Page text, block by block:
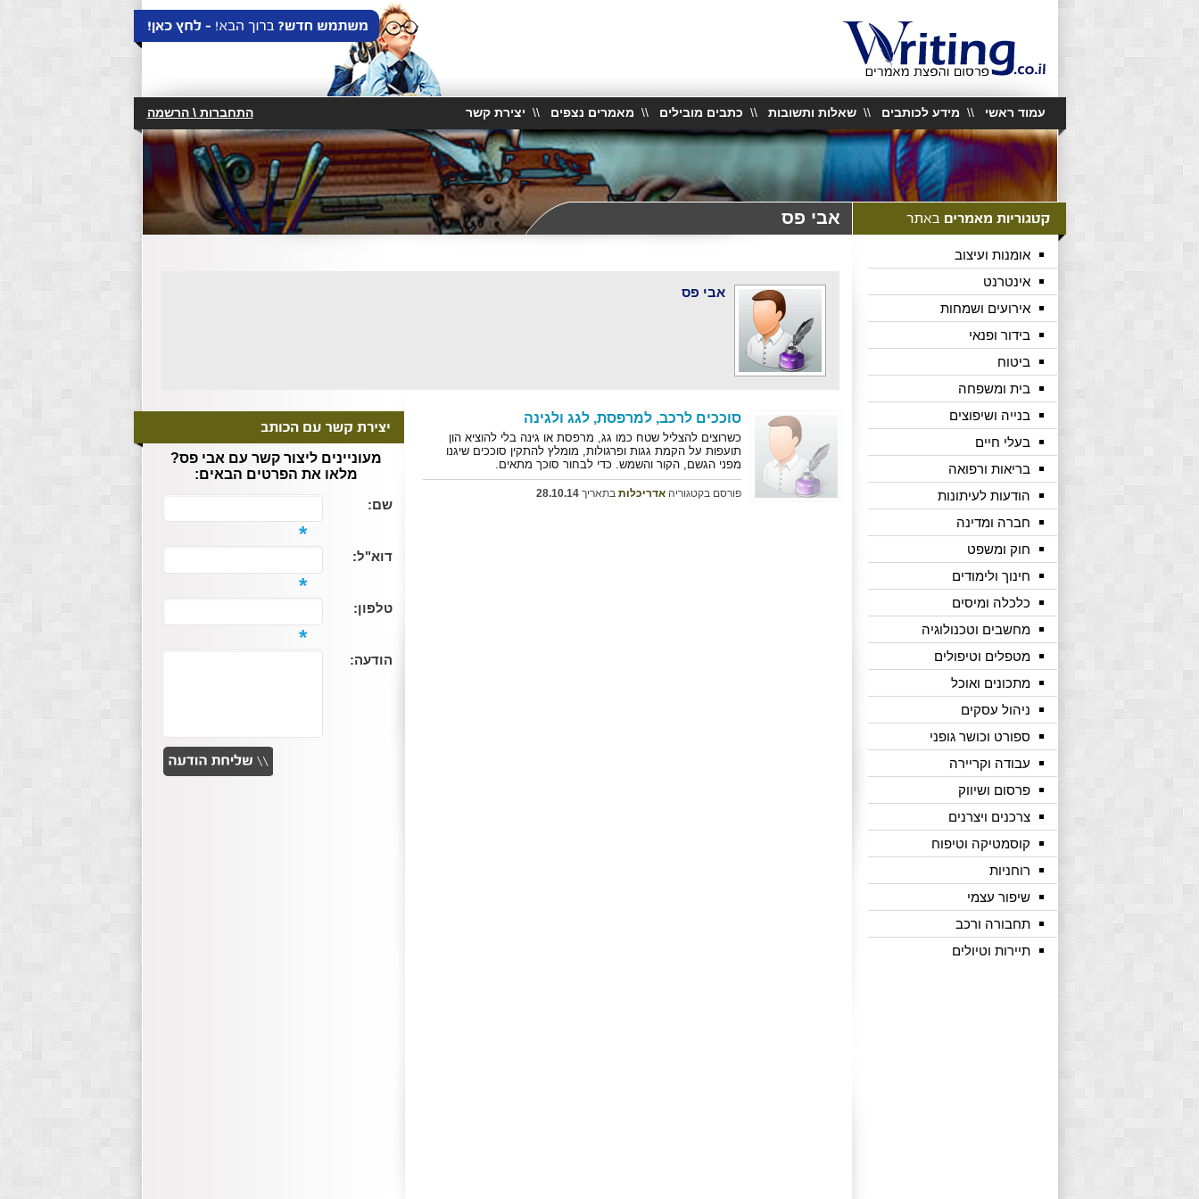
עמוד ראשי \\ מידע לכותבים \\ שאלות ותשובות \\ כתבים מובילים \\ מאמרים נצפים \\ יצירת קשר התחברות \ הרשמה
אומנות ועיצוב
אינטרנט
אירועים ושמחות
בידור ופנאי
ביטוח
בית ומשפחה
בנייה ושיפוצים
בעלי חיים
בריאות ורפואה
הודעות לעיתונות
חברה ומדינה
חוק ומשפט
חינוך ולימודים
כלכלה ומיסים
מחשבים וטכנולוגיה
מטפלים וטיפולים
מתכונים ואוכל
ניהול עסקים
ספורט וכושר גופני
עבודה וקריירה
פרסום ושיווק
צרכנים ויצרנים
קוסמטיקה וטיפוח
רוחניות
שיפור עצמי
תחבורה ורכב
תיירות וטיולים
אבי פס
אבי פס
סוככים לרכב, למרפסת, לגג ולגינה
כשרוצים להצליל שטח כמו גג, מרפסת או גינה בלי להוציא הון
תועפות על הקמת גגות ופרגולות, מומלץ להתקין סוככים שיגנו
מפני הגשם, הקור והשמש. כדי לבחור סוכך מתאים.
פורסם בקטגוריהאדריכלות בתאריך28.10.14
מעוניינים ליצור קשר עם אבי פס?
מלאו את הפרטים הבאים:
שם:
*
דוא"ל:
*
טלפון:
*
הודעה: